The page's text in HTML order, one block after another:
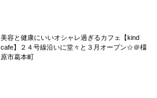
美容と健康にいいオシャレ過ぎるカフェ【kind
cafe】２４号線沿いに堂々と３月オープン☆＠橿
原市葛本町